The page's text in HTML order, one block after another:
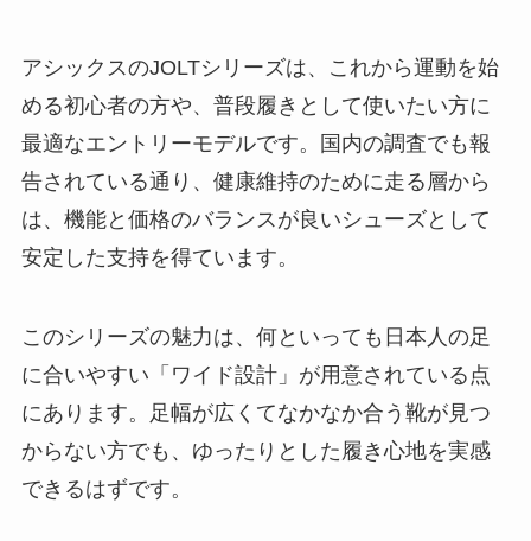
アシックスのJOLTシリーズは、これから運動を始
める初心者の方や、普段履きとして使いたい方に
最適なエントリーモデルです。国内の調査でも報
告されている通り、健康維持のために走る層から
は、機能と価格のバランスが良いシューズとして
安定した支持を得ています。
このシリーズの魅力は、何といっても日本人の足
に合いやすい「ワイド設計」が用意されている点
にあります。足幅が広くてなかなか合う靴が見つ
からない方でも、ゆったりとした履き心地を実感
できるはずです。